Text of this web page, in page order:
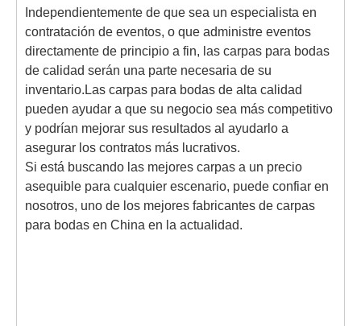
Independientemente de que sea un especialista en
contratación de eventos, o que administre eventos
directamente de principio a fin, las carpas para bodas
de calidad serán una parte necesaria de su
inventario.Las carpas para bodas de alta calidad
pueden ayudar a que su negocio sea más competitivo
y podrían mejorar sus resultados al ayudarlo a
asegurar los contratos más lucrativos.
Si está buscando las mejores carpas a un precio
asequible para cualquier escenario, puede confiar en
nosotros, uno de los mejores fabricantes de carpas
para bodas en China en la actualidad.